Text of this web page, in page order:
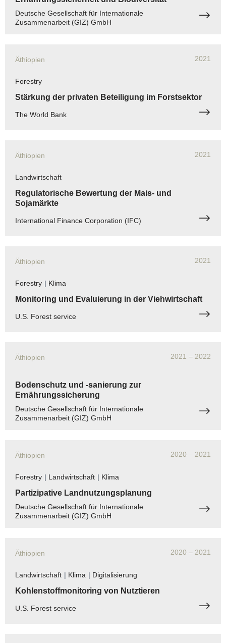
Deutsche Gesellschaft für Internationale
Zusammenarbeit (GIZ) GmbH
Äthiopien 2021
Forestry
Stärkung der privaten Beteiligung im Forstsektor
The World Bank
Äthiopien 2021
Landwirtschaft
Regulatorische Bewertung der Mais- und
Sojamärkte
International Finance Corporation (IFC)
Äthiopien 2021
Forestry | Klima
Monitoring und Evaluierung in der Viehwirtschaft
U.S. Forest service
Äthiopien 2021 – 2022
Bodenschutz und -sanierung zur
Ernährungssicherung
Deutsche Gesellschaft für Internationale
Zusammenarbeit (GIZ) GmbH
Äthiopien 2020 – 2021
Forestry | Landwirtschaft | Klima
Partizipative Landnutzungsplanung
Deutsche Gesellschaft für Internationale
Zusammenarbeit (GIZ) GmbH
Äthiopien 2020 – 2021
Landwirtschaft | Klima | Digitalisierung
Kohlenstoffmonitoring von Nutztieren
U.S. Forest service